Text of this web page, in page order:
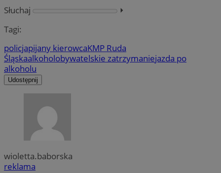
Słuchaj
⏵︎
Tagi:
policjapijany kierowcaKMP Ruda
Śląskaalkoholobywatelskie zatrzymaniejazda po
alkoholu
Udostępnij
wioletta.baborska
reklama